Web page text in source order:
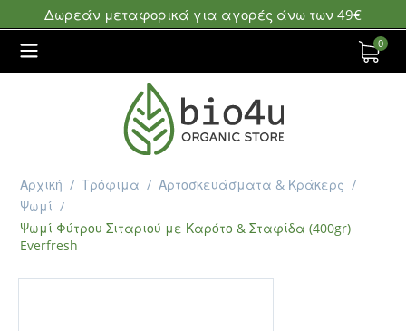
Δωρεάν μεταφορικά για αγορές άνω των 49€
0
Αρχική / Τρόφιμα / Αρτοσκευάσματα & Κράκερς /
Ψωμί /
Ψωμί Φύτρου Σιταριού με Καρότο & Σταφίδα (400gr)
Everfresh